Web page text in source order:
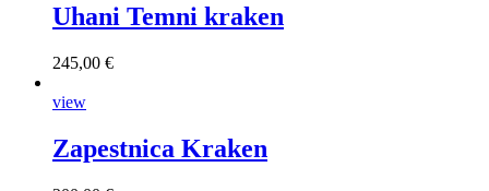
Uhani Temni kraken
245,00 €
view
Zapestnica Kraken